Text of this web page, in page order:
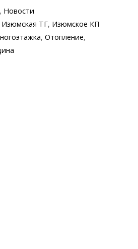
er at
s
y
p
t ai
l
, Новости
Изюмская ТГ, Изюмское КП
, Отопление,